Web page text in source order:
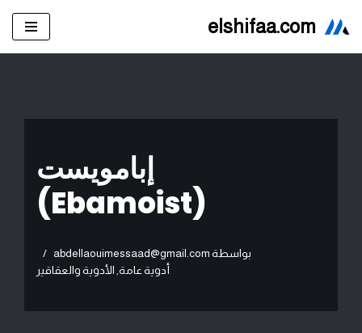
elshifaa.com
إبامويست
(Ebamoist)
بواسطة abdellaouimessaad@gmail.com
أدوية عامة, الأدوية والعقاقير